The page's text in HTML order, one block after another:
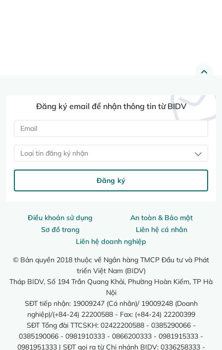
Điều khoản sử dụng
An toàn & Bảo mật
Sơ đồ trang
Liên hệ cá nhân
Liên hệ doanh nghiệp
© Bản quyền 2018 thuộc về Ngân hàng TMCP Đầu tư và Phát
triển Việt Nam (BIDV)
Tháp BIDV, Số 194 Trần Quang Khải, Phường Hoàn Kiếm, TP Hà
Nội
SĐT tiếp nhận: 19009247 (Cá nhân)/ 19009248 (Doanh
nghiệp)/(+84-24) 22200588 - Fax: (+84-24) 22200399
SĐT Tổng đài TTCSKH: 02422200588 - 0385290066 -
0385190066 - 0981910333 - 0866200333 - 0981915333 -
0981951333 | SĐT gọi ra từ Chi nhánh BIDV: 0336258333 -
Đăng ký email để nhận thông tin từ BIDV
Loại tin đăng ký nhận
Đăng ký